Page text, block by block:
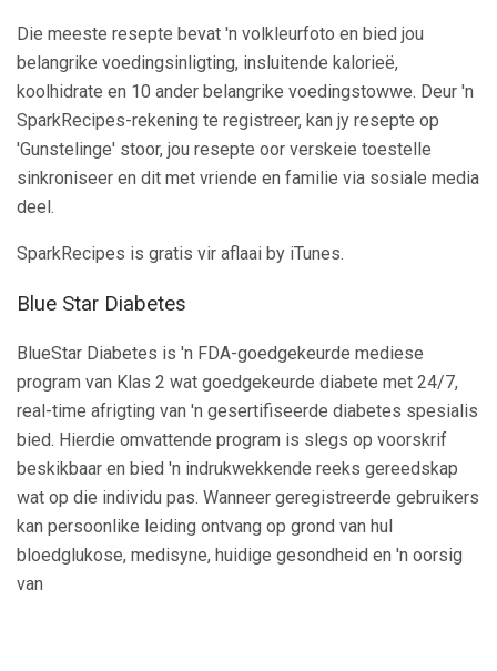
Die meeste resepte bevat 'n volkleurfoto en bied jou
belangrike voedingsinligting, insluitende kalorieë,
koolhidrate en 10 ander belangrike voedingstowwe. Deur 'n
SparkRecipes-rekening te registreer, kan jy resepte op
'Gunstelinge' stoor, jou resepte oor verskeie toestelle
sinkroniseer en dit met vriende en familie via sosiale media
deel.
SparkRecipes is gratis vir aflaai by iTunes.
Blue Star Diabetes
BlueStar Diabetes is 'n FDA-goedgekeurde mediese
program van Klas 2 wat goedgekeurde diabete met 24/7,
real-time afrigting van 'n gesertifiseerde diabetes spesialis
bied. Hierdie omvattende program is slegs op voorskrif
beskikbaar en bied 'n indrukwekkende reeks gereedskap
wat op die individu pas. Wanneer geregistreerde gebruikers
kan persoonlike leiding ontvang op grond van hul
bloedglukose, medisyne, huidige gesondheid en 'n oorsig
van